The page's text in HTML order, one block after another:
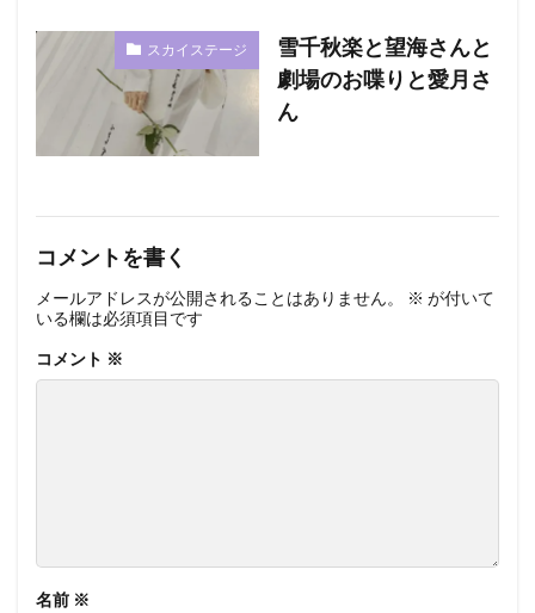
スカイステージ
雪千秋楽と望海さんと
劇場のお喋りと愛月さ
ん
コメントを書く
メールアドレスが公開されることはありません。 ※ が付いて
いる欄は必須項目です
コメント ※
名前 ※